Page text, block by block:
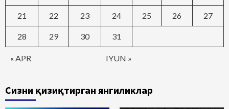
« APR IYUN »
21 22 23 24 25 26 27
28 29 30 31
Сизни қизиқтирган янгиликлар